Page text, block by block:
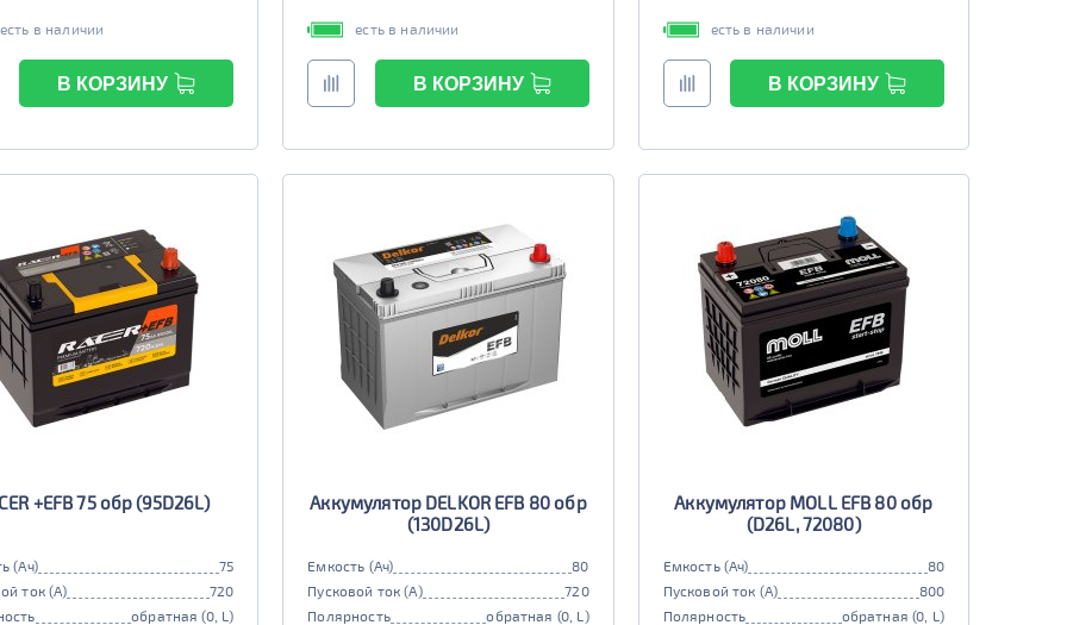
есть в наличии
В КОРЗИНУ
есть в наличии
В КОРЗИНУ
есть в наличии
В КОРЗИНУ
+EFB 75 обр (95D26L)
(Ач)
75
ток (А)
720
обратная (0, L)
Аккумулятор DELKOR EFB 80 обр
(130D26L)
Емкость (Ач)
80
Пусковой ток (А)
720
Полярность
обратная (0, L)
Аккумулятор MOLL EFB 80 обр
(D26L, 72080)
Емкость (Ач)
80
Пусковой ток (А)
800
Полярность
обратная (0, L)